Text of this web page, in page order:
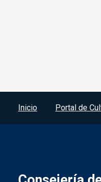
Menú del pie
Inicio Portal de